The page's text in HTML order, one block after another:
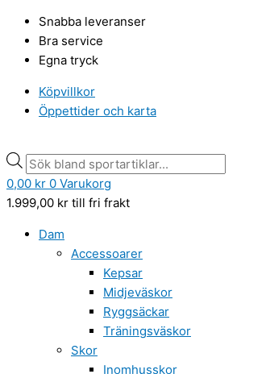
innehåll
Snabba leveranser
Bra service
Egna tryck
Köpvillkor
Öppettider och karta
search
0,00 kr 0 Varukorg
1.999,00 kr till fri frakt
Dam
Accessoarer
Kepsar
Midjeväskor
Ryggsäckar
Träningsväskor
Skor
Inomhusskor
search